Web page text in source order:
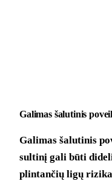
Galimas šalutinis
Galimas šalutinis
sultinį gali būti
plintančių ligų